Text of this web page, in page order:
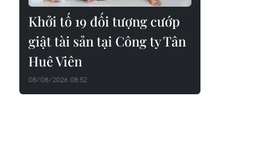
Khởi tố 19 đối tượng cướp
giật tài sản tại Công ty Tân
Huê Viên
08/08/2026 08:52